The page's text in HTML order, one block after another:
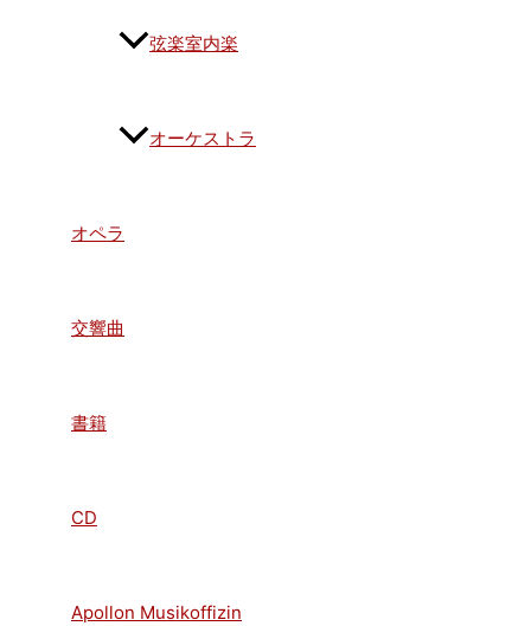
弦楽室内楽
オーケストラ
オペラ
交響曲
書籍
CD
Apollon Musikoffizin